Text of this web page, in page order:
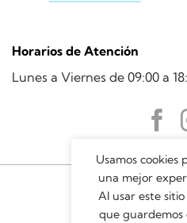
Horarios de Atención
Lunes a Viernes de 09:00 a
Usamos cookies
una mejor
Al usar este
que guardemos